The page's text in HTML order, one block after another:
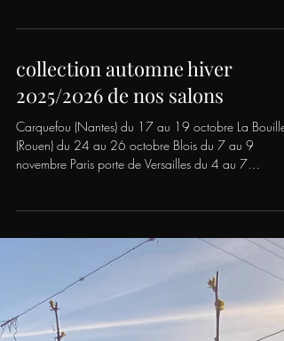
invitation gratuite valable 2 jours. Plus d’informations
www.salondesvinsdeloire.com Un événement Dest
Load video
crémant remarqué !
collection automne hiver